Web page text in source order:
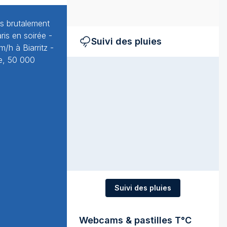
brutalement
en soirée -
h à Biarritz -
50 000
Suivi des pluies
Suivi des pluies
Webcams & pastilles T°C